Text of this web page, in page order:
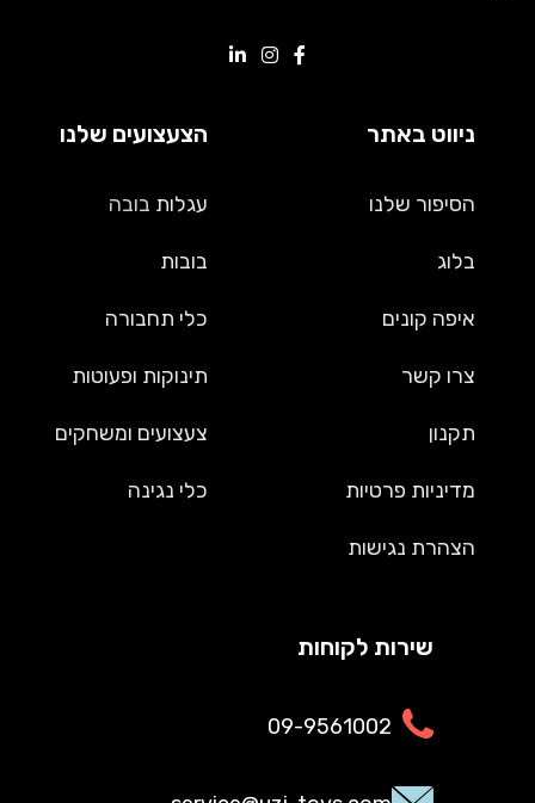
ניווט באתר
הסיפור שלנו
בלוג
איפה קונים
צרו קשר
תקנון
מדיניות פרטיות
הצהרת נגישות
הצעצועים שלנו
עגלות בובה
בובות
כלי תחבורה
תינוקות ופעוטות
צעצועים ומשחקים
כלי נגינה
שירות לקוחות
09-9561002